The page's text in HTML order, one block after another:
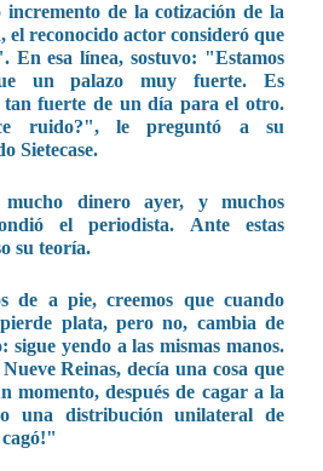
de la cotización de la
el reconocido actor consideró que
En esa línea, sostuvo: "Estamos
un palazo muy fuerte. Es
tan fuerte de un día para el otro.
ruido?", le preguntó a su
Sietecase.
dinero ayer, y muchos
el periodista. Ante estas
su teoría.
de a pie, creemos que cuando
pierde plata, pero no, cambia de
sigue yendo a las mismas manos.
Reinas, decía una cosa que
momento, después de cagar a la
una distribución unilateral de
cagó!"